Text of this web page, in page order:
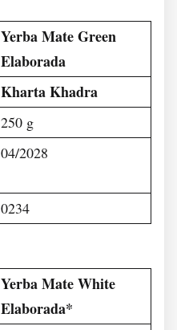
Yerba Mate Green
Elaborada
Kharta Khadra
250 g
04/2028
0234
Yerba Mate White
Elaborada*